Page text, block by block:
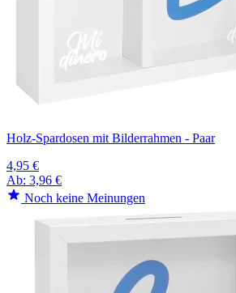
Holz-Spardosen mit Bilderrahmen - Paar
4,95 €
Ab: 3,96 €
Noch keine Meinungen